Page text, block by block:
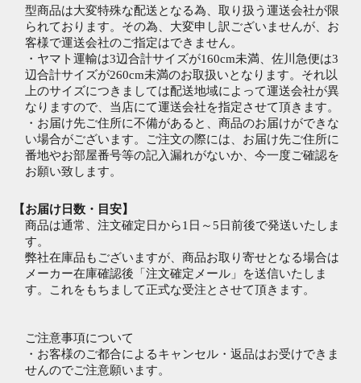
型商品は大変特殊な配送となる為、取り扱う運送会社が限
られております。その為、大変申し訳ございませんが、お
客様で運送会社のご指定はできません。
・ヤマト運輸は3辺合計サイズが160cm未満、佐川急便は3
辺合計サイズが260cm未満のお取扱いとなります。それ以
上のサイズにつきましては配送地域によって運送会社が異
なりますので、当店にて運送会社を指定させて頂きます。
・お届け先ご住所に不備があると、商品のお届けができな
い場合がございます。ご注文の際には、お届け先ご住所に
番地やお部屋番号等の記入漏れがないか、今一度ご確認を
お願い致します。
【お届け日数・目安】
商品は通常、注文確定日から1日～5日前後で発送いたしま
す。
弊社在庫品もございますが、商品お取り寄せとなる場合は
メーカー在庫確認後「注文確定メール」を送信いたしま
す。これをもちまして正式な受注とさせて頂きます。
ご注意事項について
・お客様のご都合によるキャンセル・返品はお受けできま
せんのでご注意願います。